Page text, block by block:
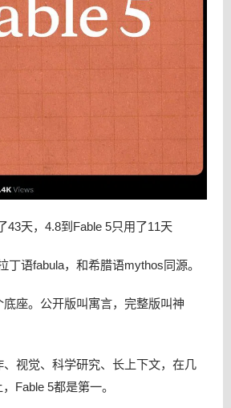
43天，4.8到Fable 5只用了11天
丁语fabula，和希腊语mythos同源。
底座。公开版叫寓言，完整版叫神
视觉、科学研究、长上下文，在几
Fable 5都是第一。